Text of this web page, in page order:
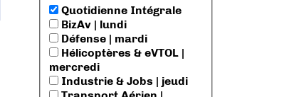
Quotidienne Intégrale
BizAv | lundi
Défense | mardi
Hélicoptères & eVTOL |
mercredi
Industrie & Jobs | jeudi